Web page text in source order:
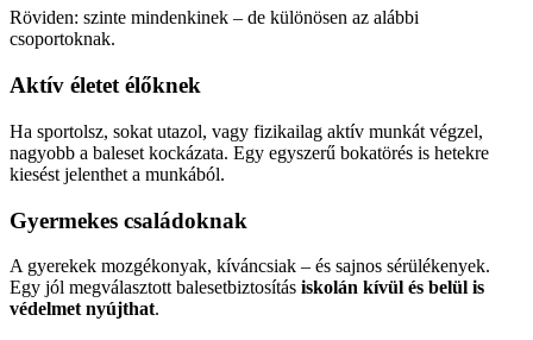
Röviden: szinte mindenkinek – de különösen az alábbi
csoportoknak.
Aktív életet élőknek
Ha sportolsz, sokat utazol, vagy fizikailag aktív munkát végzel,
nagyobb a baleset kockázata. Egy egyszerű bokatörés is hetekre
kiesést jelenthet a munkából.
Gyermekes családoknak
A gyerekek mozgékonyak, kíváncsiak – és sajnos sérülékenyek.
Egy jól megválasztott balesetbiztosítás iskolán kívül és belül is
védelmet nyújthat.